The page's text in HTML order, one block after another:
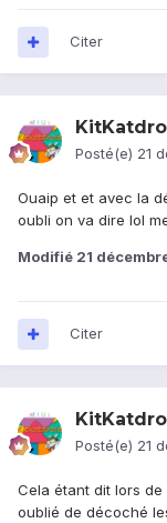
Citer
Posté(e) 21
Ouaip et et avec la
oubli on va dire lol
Modifié 21
Citer
Posté(e) 21
Cela étant dit lors
oublié de décoché